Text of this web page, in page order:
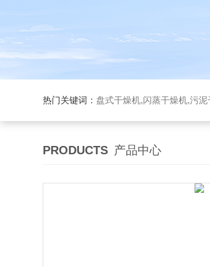
热门关键词： 盘式干燥机,闪蒸干燥机,污
PRODUCTS 产品中心